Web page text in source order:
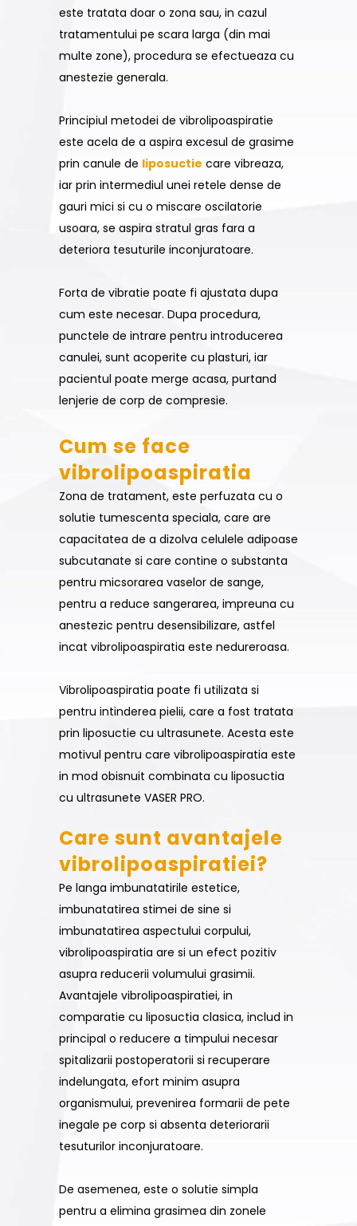
este tratata doar o zona sau, in cazul
tratamentului pe scara larga (din mai
multe zone), procedura se efectueaza cu
anestezie generala.
Principiul metodei de vibrolipoaspiratie
este acela de a aspira excesul de grasime
prin canule de liposuctie care vibreaza,
iar prin intermediul unei retele dense de
gauri mici si cu o miscare oscilatorie
usoara, se aspira stratul gras fara a
deteriora tesuturile inconjuratoare.
Forta de vibratie poate fi ajustata dupa
cum este necesar. Dupa procedura,
punctele de intrare pentru introducerea
canulei, sunt acoperite cu plasturi, iar
pacientul poate merge acasa, purtand
lenjerie de corp de compresie.
Cum se face
vibrolipoaspiratia
Zona de tratament, este perfuzata cu o
solutie tumescenta speciala, care are
capacitatea de a dizolva celulele adipoase
subcutanate si care contine o substanta
pentru micsorarea vaselor de sange,
pentru a reduce sangerarea, impreuna cu
anestezic pentru desensibilizare, astfel
incat vibrolipoaspiratia este nedureroasa.
Vibrolipoaspiratia poate fi utilizata si
pentru intinderea pielii, care a fost tratata
prin liposuctie cu ultrasunete. Acesta este
motivul pentru care vibrolipoaspiratia este
in mod obisnuit combinata cu liposuctia
cu ultrasunete VASER PRO.
Care sunt avantajele
vibrolipoaspiratiei?
Pe langa imbunatatirile estetice,
imbunatatirea stimei de sine si
imbunatatirea aspectului corpului,
vibrolipoaspiratia are si un efect pozitiv
asupra reducerii volumului grasimii.
Avantajele vibrolipoaspiratiei, in
comparatie cu liposuctia clasica, includ in
principal o reducere a timpului necesar
spitalizarii postoperatorii si recuperare
indelungata, efort minim asupra
organismului, prevenirea formarii de pete
inegale pe corp si absenta deteriorarii
tesuturilor inconjuratoare.
De asemenea, este o solutie simpla
pentru a elimina grasimea din zonele